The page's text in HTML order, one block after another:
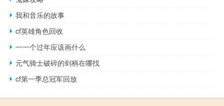
我和音乐的故事
cf英雄角色回收
一一个过年应该画什么
元气骑士破碎的剑柄在哪找
cf第一季总冠军回放